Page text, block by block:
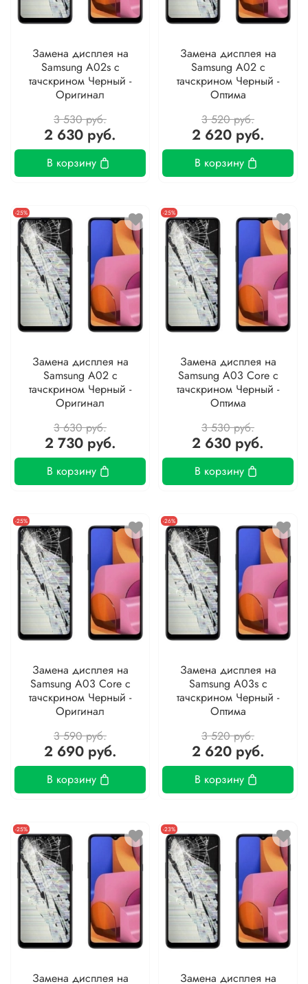
Замена дисплея на
Samsung A02s с
тачскрином Черный -
Оригинал
3 530 руб.
2 630 руб.
В корзину
Замена дисплея на
Samsung A02 с
тачскрином Черный -
Оптима
3 520 руб.
2 620 руб.
В корзину
-25%
Замена дисплея на
Samsung A02 с
тачскрином Черный -
Оригинал
3 630 руб.
2 730 руб.
В корзину
-25%
Замена дисплея на
Samsung A03 Core с
тачскрином Черный -
Оптима
3 530 руб.
2 630 руб.
В корзину
-25%
Замена дисплея на
Samsung A03 Core с
тачскрином Черный -
Оригинал
3 590 руб.
2 690 руб.
В корзину
-26%
Замена дисплея на
Samsung A03s с
тачскрином Черный -
Оптима
3 520 руб.
2 620 руб.
В корзину
-25%
Замена дисплея на
-23%
Замена дисплея на